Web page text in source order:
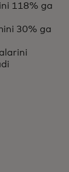
118% ga
30% ga